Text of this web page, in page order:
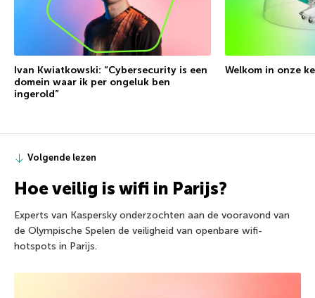
Ivan Kwiatkowski: “Cybersecurity is een
domein waar ik per ongeluk ben
ingerold”
Welkom in onze
Volgende lezen
Hoe veilig is wifi in Parijs?
Experts van Kaspersky onderzochten aan de vooravond van
de Olympische Spelen de veiligheid van openbare wifi-
hotspots in Parijs.